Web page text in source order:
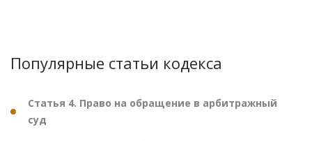
Популярные статьи кодекса
Статья 4. Право на обращение в арбитражный
суд